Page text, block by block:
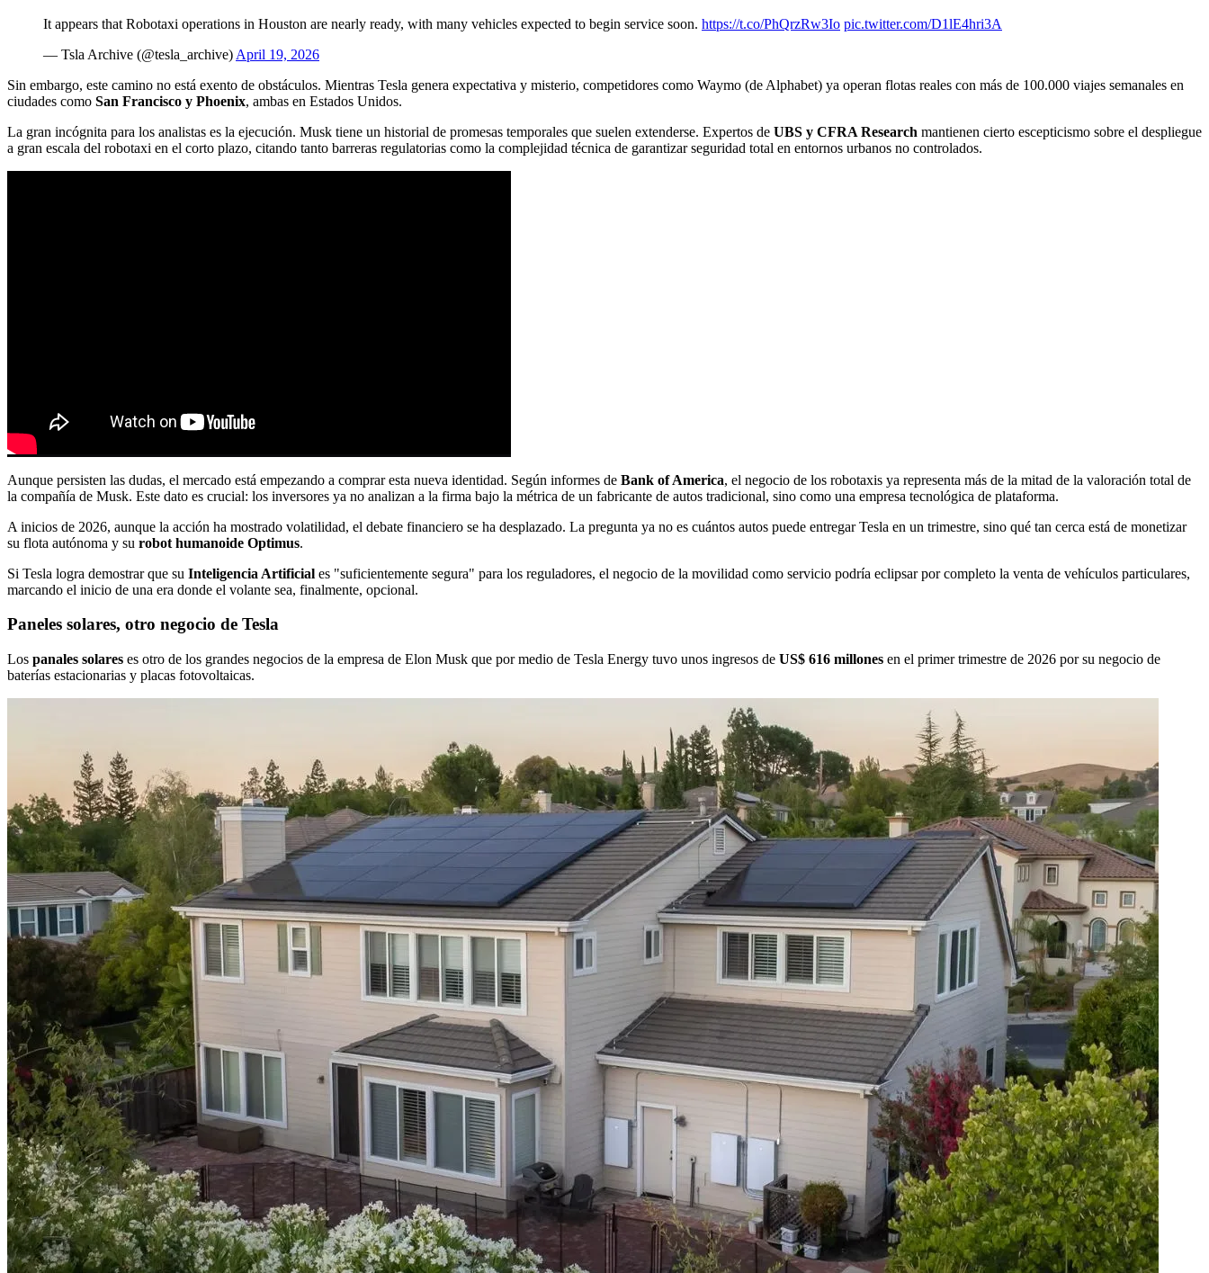
It appears that Robotaxi operations in Houston are nearly ready, with many vehicles expected to begin service soon. https://t.co/PhQrzRw3Io pic.twitter.com/D1lE4hri3A
— Tsla Archive (@tesla_archive) April 19, 2026
Sin embargo, este camino no está exento de obstáculos. Mientras Tesla genera expectativa y misterio, competidores como Waymo (de Alphabet) ya operan flotas reales con más de 100.000 viajes semanales en
ciudades como San Francisco y Phoenix, ambas en Estados Unidos.
La gran incógnita para los analistas es la ejecución. Musk tiene un historial de promesas temporales que suelen extenderse. Expertos de UBS y CFRA Research mantienen cierto escepticismo sobre el despliegue
a gran escala del robotaxi en el corto plazo, citando tanto barreras regulatorias como la complejidad técnica de garantizar seguridad total en entornos urbanos no controlados.
Aunque persisten las dudas, el mercado está empezando a comprar esta nueva identidad. Según informes de Bank of America, el negocio de los robotaxis ya representa más de la mitad de la valoración total de
la compañía de Musk. Este dato es crucial: los inversores ya no analizan a la firma bajo la métrica de un fabricante de autos tradicional, sino como una empresa tecnológica de plataforma.
A inicios de 2026, aunque la acción ha mostrado volatilidad, el debate financiero se ha desplazado. La pregunta ya no es cuántos autos puede entregar Tesla en un trimestre, sino qué tan cerca está de monetizar
su flota autónoma y su robot humanoide Optimus.
Si Tesla logra demostrar que su Inteligencia Artificial es "suficientemente segura" para los reguladores, el negocio de la movilidad como servicio podría eclipsar por completo la venta de vehículos particulares,
marcando el inicio de una era donde el volante sea, finalmente, opcional.
Paneles solares, otro negocio de Tesla
Los panales solares es otro de los grandes negocios de la empresa de Elon Musk que por medio de Tesla Energy tuvo unos ingresos de US$ 616 millones en el primer trimestre de 2026 por su negocio de
baterías estacionarias y placas fotovoltaicas.